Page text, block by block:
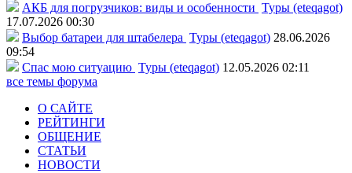
АКБ для погрузчиков: виды и особенности Туры (eteqagot)
17.07.2026 00:30
Выбор батареи для штабелера Туры (eteqagot) 28.06.2026
09:54
Спас мою ситуацию Туры (eteqagot) 12.05.2026 02:11
все темы форума
О САЙТЕ
РЕЙТИНГИ
ОБЩЕНИЕ
СТАТЬИ
НОВОСТИ